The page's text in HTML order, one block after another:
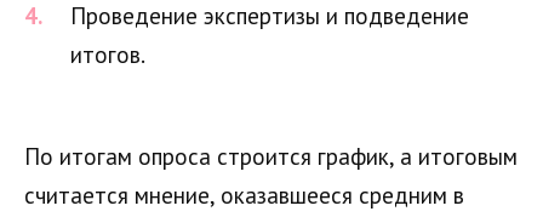
Проведение экспертизы и подведение
итогов.
По итогам опроса строится график, а итоговым
считается мнение, оказавшееся средним в